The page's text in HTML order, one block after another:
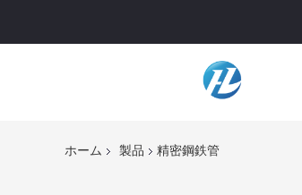
ホーム 製品 精密鋼鉄管